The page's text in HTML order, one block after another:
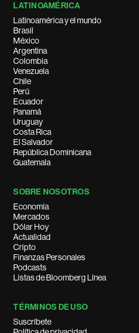
LATINOAMÉRICA
Latinoamérica y el mundo
Brasil
México
Argentina
Colombia
Venezuela
Chile
Perú
Ecuador
Panamá
Uruguay
Costa Rica
El Salvador
República Dominicana
Guatemala
SOBRE NOSOTROS
Economía
Mercados
Dólar Hoy
Actualidad
Cripto
Finanzas Personales
Podcasts
Listas de Bloomberg Línea
TÉRMINOS DE USO
Suscríbete